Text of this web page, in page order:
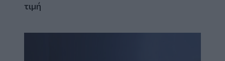
τιμή